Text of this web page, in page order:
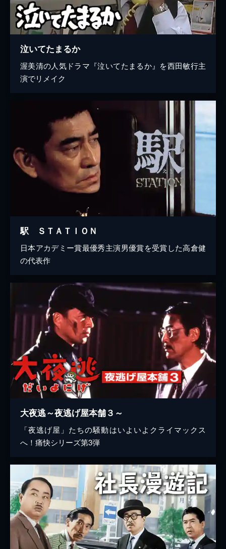
泣いてたまるか
渥美清の人気ドラマ『泣いてたまるか』を西田敏行主
演でリメイク
駅 ＳＴＡＴＩＯＮ
日本アカデミー賞最優秀主演男優賞を受賞した高倉健
の代表作
大夜逃～夜逃げ屋本舗３～
「夜逃げ屋」たちの騒動はいよいよクライマックス
へ！痛快シリーズ第3弾